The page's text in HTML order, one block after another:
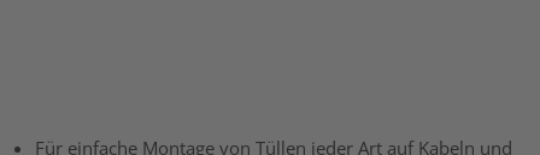
Für einfache Montage von Tüllen jeder Art auf Kabeln und